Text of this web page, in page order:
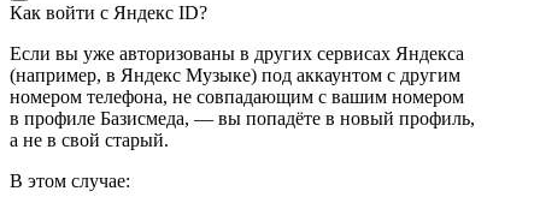
Как войти с Яндекс ID?
Если вы уже авторизованы в других сервисах Яндекса
(например, в Яндекс Музыке) под аккаунтом с другим
номером телефона, не совпадающим с вашим номером
в профиле Базисмеда, — вы попадёте в новый профиль,
а не в свой старый.
В этом случае: